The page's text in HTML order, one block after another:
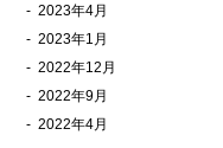
2023年4月
2023年1月
2022年12月
2022年9月
2022年4月